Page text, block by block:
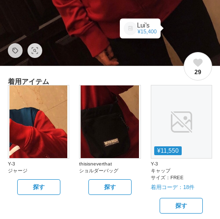
Lui's
¥15,400
29
着用アイテム
Y-3
ジャージ
探す
thisisneverthat
ショルダーバッグ
探す
¥11,550
Y-3
キャップ
サイズ： FREE
着用コーデ： 18件
探す